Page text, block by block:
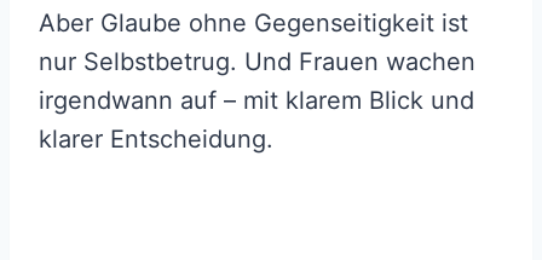
Aber Glaube ohne Gegenseitigkeit ist
nur Selbstbetrug. Und Frauen wachen
irgendwann auf – mit klarem Blick und
klarer Entscheidung.